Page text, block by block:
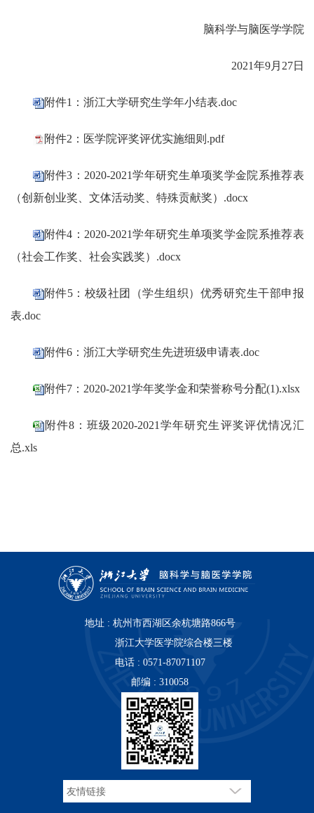
脑科学与脑医学学院
2021年9月 27日
附件1：浙江大学研究生学年小结表.doc
附件2：医学院评奖评优实施细则.pdf
附件3：2020-2021学年研究生单项奖学金院系推荐表
（创新创业奖、文体活动奖、特殊贡献奖）.docx
附件4：2020-2021学年研究生单项奖学金院系推荐表
（社会工作奖、社会实践奖）.docx
附件5：校级社团（学生组织）优秀研究生干部申报
表.doc
附件6：浙江大学研究生先进班级申请表.doc
附件7：2020-2021学年奖学金和荣誉称号分配(1).xlsx
附件8：班级2020-2021学年研究生评奖评优情况汇
总.xls
地址 : 杭州市西湖区余杭塘路866号
浙江大学医学院综合楼三楼
电话 : 0571-87071107
邮编 : 310058